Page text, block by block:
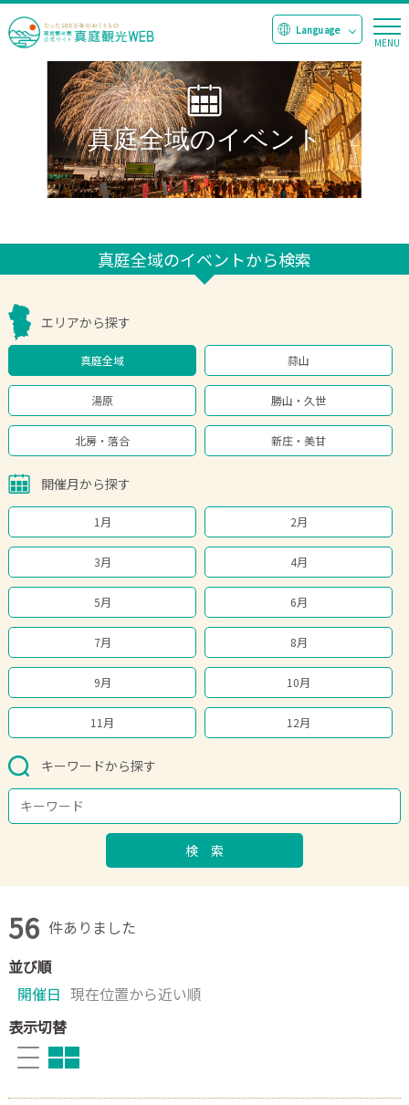
真庭全域のイベント
真庭全域のイベントから検索
エリアから探す
真庭全域 蒜山
湯原 勝山・久世
北房・落合 新庄・美甘
開催月から探す
1月 2月
3月 4月
5月 6月
7月 8月
9月 10月
11月 12月
キーワードから探す
検 索
56 件ありました
並び順
開催日 現在位置から近い順
表示切替